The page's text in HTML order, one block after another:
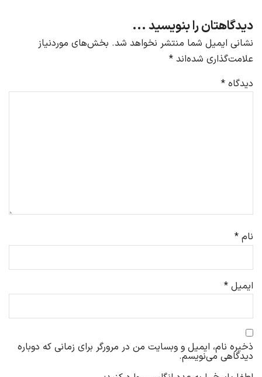
دیدگاهتان را بنویسید ...
نشانی ایمیل شما منتشر نخواهد شد. بخش‌های موردنیاز
علامت‌گذاری شده‌اند *
دیدگاه *
نام *
ایمیل *
ذخیره نام، ایمیل و وبسایت من در مرورگر برای زمانی که دوباره
دیدگاهی می‌نویسم.